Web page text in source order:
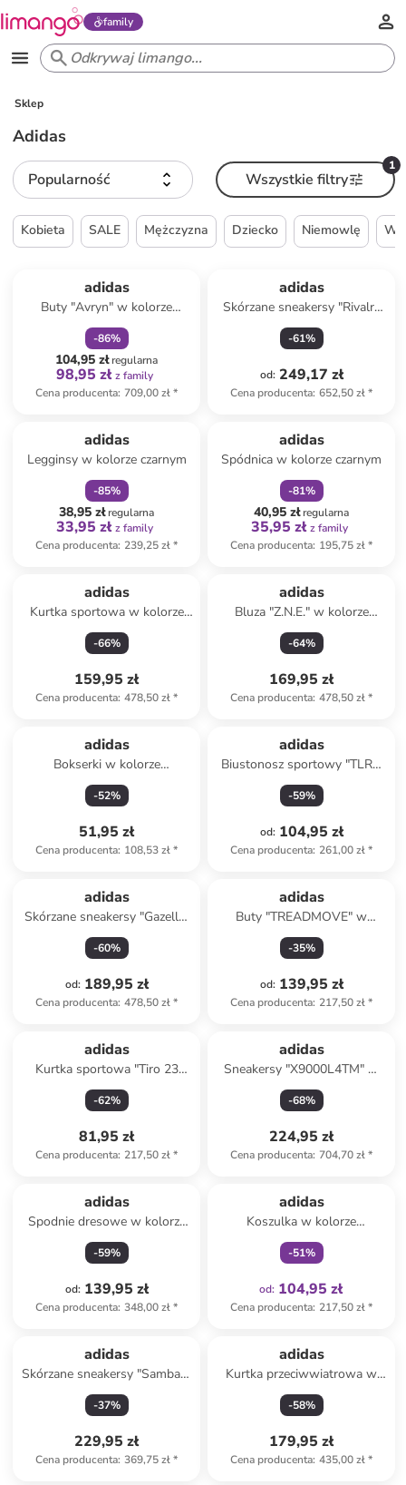
family
Sklep
Adidas
Popularność
1
Wszystkie filtry
Kobieta SALE Mężczyzna Dziecko Niemowlę
adidas
Buty "Avryn" w kolorze
czerwono-czarnym do
biegania
-86%
104,95 złregularna
98,95 zł z family
Cena producenta: 709,00 zł*
adidas
Skórzane sneakersy "Rivalry
Crepe" w kolorze
jasnobrązowym
-61%
od: 249,17 zł
Cena producenta: 652,50 zł*
adidas
Legginsy w kolorze czarnym
-85%
38,95 złregularna
33,95 zł z family
Cena producenta: 239,25 zł*
adidas
Spódnica w kolorze czarnym
-81%
40,95 złregularna
35,95 zł z family
Cena producenta: 195,75 zł*
adidas
Kurtka sportowa w kolorze
różowym
-66%
159,95 zł
Cena producenta: 478,50 zł*
adidas
Bluza "Z.N.E." w kolorze
jasnoróżowym
-64%
169,95 zł
Cena producenta: 478,50 zł*
adidas
Bokserki w kolorze
jasnoróżowym
-52%
51,95 zł
Cena producenta: 108,53 zł*
adidas
Biustonosz sportowy "TLRD
Impact" w kolorze
jasnoróżowym
-59%
od: 104,95 zł
Cena producenta: 261,00 zł*
adidas
Skórzane sneakersy "Gazelle"
w kolorze pomarańczowym
-60%
od: 189,95 zł
Cena producenta: 478,50 zł*
adidas
Buty "TREADMOVE" w
kolorze białym do biegania
-35%
od: 139,95 zł
Cena producenta: 217,50 zł*
adidas
Kurtka sportowa "Tiro 23
League" w kolorze niebieskim
-62%
81,95 zł
Cena producenta: 217,50 zł*
adidas
Sneakersy "X9000L4TM" w
kolorze białym ze wzorem
-68%
224,95 zł
Cena producenta: 704,70 zł*
adidas
Spodnie dresowe w kolorze
niebieskim
-59%
od: 139,95 zł
Cena producenta: 348,00 zł*
adidas
Koszulka w kolorze
fioletowym
-51%
od: 104,95 zł
Cena producenta: 217,50 zł*
adidas
Skórzane sneakersy "Sambae"
w kolorze białym
-37%
229,95 zł
Cena producenta: 369,75 zł*
adidas
Kurtka przeciwwiatrowa w
kolorze fioletowym
-58%
179,95 zł
Cena producenta: 435,00 zł*